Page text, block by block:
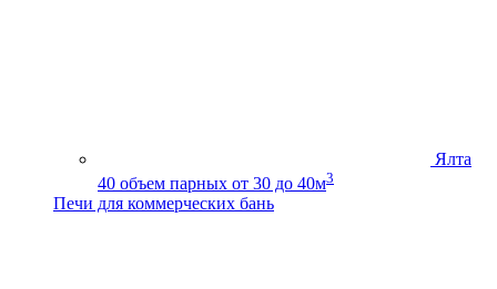
Ялта
40 объем парных от 30 до 40м3
Печи для коммерческих бань